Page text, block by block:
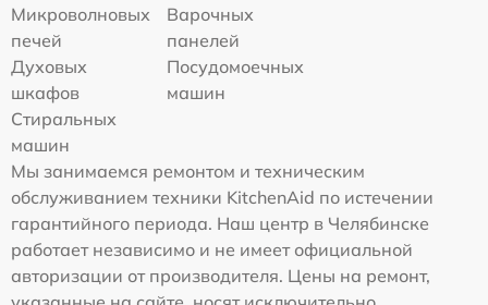
Микроволновых
печей
Варочных
панелей
Духовых
шкафов
Посудомоечных
машин
Стиральных
машин
Мы занимаемся ремонтом и техническим
обслуживанием техники KitchenAid по истечении
гарантийного периода. Наш центр в Челябинске
работает независимо и не имеет официальной
авторизации от производителя. Цены на ремонт,